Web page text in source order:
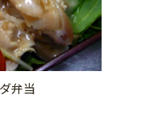
弁当